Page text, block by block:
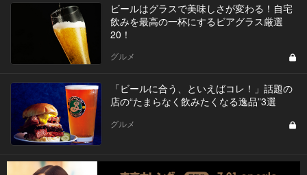
ビールはグラスで美味しさが変わる！自宅
飲みを最高の一杯にするビアグラス厳選
20！
グルメ
「ビールに合う、といえばコレ！」話題の
店の“たまらなく飲みたくなる逸品”3選
グルメ